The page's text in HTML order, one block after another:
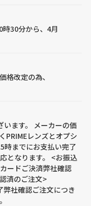
30分から、4月
改定の為、
います。 メーカーの価
PRIMEレンズとオプシ
時までにお支払い完了
となります。 <お振込
ードご決済弊社確認
済のご注文>
社確認ご注文につき